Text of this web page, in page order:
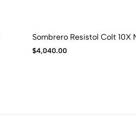
Sombrero Resistol Colt 10X
$4,040.00